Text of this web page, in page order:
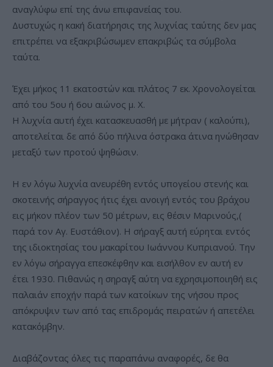
αναγλύφω επί της άνω επιφανείας του.
Δυστυχώς η κακή διατήρησις της λυχνίας ταύτης δεν μας
επιτρέπει να εξακριβώσωμεν επακριβώς τα σύμβολα
ταύτα.
Έχει μήκος 11 εκατοστών και πλάτος 7 εκ. Χρονολογείται
από του 5ου ή 6ου αιώνος μ. Χ.
Η λυχνία αυτή έχει κατασκευασθή με μήτραν ( καλούπι),
αποτελείται δε από δύο πήλινα όστρακα άτινα ηνώθησαν
μεταξύ των προτού ψηθώσιν.
Η εν λόγω λυχνία ανευρέθη εντός υπογείου στενής και
σκοτεινής σήραγγος ήτις έχει ανοιγή εντός του βράχου
εις μήκον πλέον των 50 μέτρων, εις θέσιν Μαρινούς,(
παρά τον Αγ. Ευστάθιον). Η σήραγξ αυτή εύρηται εντός
της ιδιοκτησίας του μακαρίτου Ιωάννου Κυπριανού. Την
εν λόγω σήραγγα επεσκέφθην και εισήλθον εν αυτή εν
έτει 1930. Πιθανώς η σηραγξ αύτη να εχρησιμοποιηθή εις
παλαιάν εποχήν παρά των κατοίκων της νήσου προς
απόκρυψιν των από τας επιδρομάς πειρατών ή απετέλει
κατακόμβην.
Διαβάζοντας όλες τις παραπάνω αναφορές, δε θα